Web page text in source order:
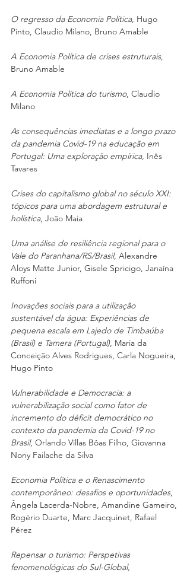
O regresso da Economia Política, Hugo
Pinto, Claudio Milano, Bruno Amable
A Economia Política de crises estruturais,
Bruno Amable
A Economia Política do turismo, Claudio
Milano
As consequências imediatas e a longo prazo
da pandemia Covid-19 na educação em
Portugal: Uma exploração empírica, Inês
Tavares
Crises do capitalismo global no século XXI:
tópicos para uma abordagem estrutural e
holística, João Maia
Uma análise de resiliência regional para o
Vale do Paranhana/RS/Brasil, Alexandre
Aloys Matte Junior, Gisele Spricigo, Janaína
Ruffoni
Inovações sociais para a utilização
sustentável da água: Experiências de
pequena escala em Lajedo de Timbaúba
(Brasil) e Tamera (Portugal), Maria da
Conceição Alves Rodrigues, Carla Nogueira,
Hugo Pinto
Vulnerabilidade e Democracia: a
vulnerabilização social como fator de
incremento do déficit democrático no
contexto da pandemia da Covid-19 no
Brasil, Orlando Villas Bôas Filho, Giovanna
Nony Failache da Silva
Economia Política e o Renascimento
contemporâneo: desafios e oportunidades,
Ângela Lacerda-Nobre, Amandine Gameiro,
Rogério Duarte, Marc Jacquinet, Rafael
Pérez
Repensar o turismo: Perspetivas
fenomenológicas do Sul-Global,